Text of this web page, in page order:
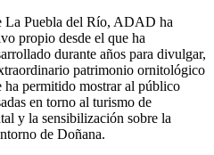
La Puebla del Río, ADAD ha
propio desde el que ha
durante años para divulgar,
patrimonio ornitológico
permitido mostrar al público
en torno al turismo de
y la sensibilización sobre la
de Doñana.